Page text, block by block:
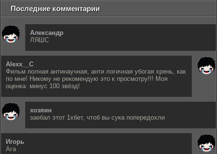
Последние комментарии
Александр
ЛЯШС
Alexx__C
Фильм полная антинаучная, анти логичная убогая хрень, как
по мне! Никому не рекомендую это к просмотру!!! Моя
оценка: минус 100 звёзд!
хозяин
заебал этот 1хбет, чтоб вы сука попередохли
Игорь
Ага